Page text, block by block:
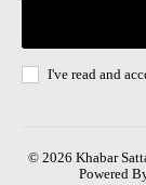
I've read and
© 2026 Khabar
Powered